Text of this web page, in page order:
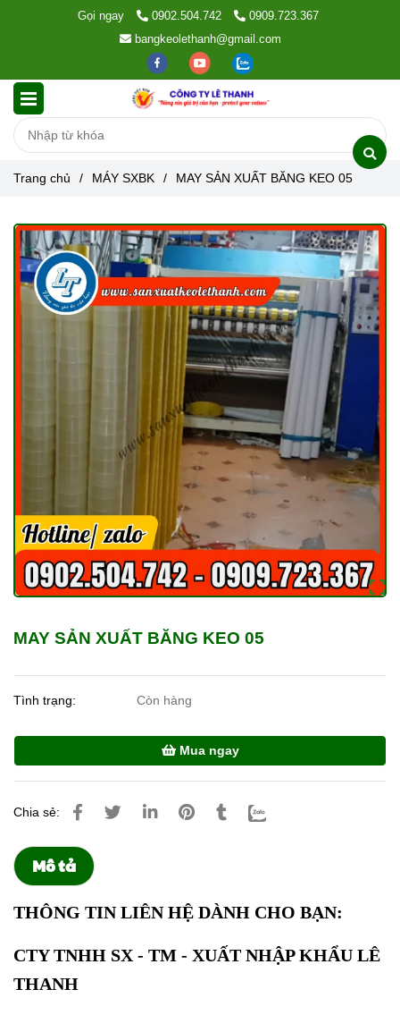
Gọi ngay 0902.504.742
0909.723.367
bangkeolethanh@gmail.com
Trang chủ / MÁY SXBK / MAY SẢN XUẤT BĂNG KEO 05
MAY SẢN XUẤT BĂNG KEO 05
Tình trạng: Còn hàng
Mua ngay
Chia sẻ:
Mô tả
THÔNG TIN LIÊN HỆ DÀNH CHO BẠN:
CTY TNHH SX - TM - XUẤT NHẬP KHẨU LÊ
THANH